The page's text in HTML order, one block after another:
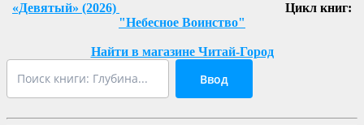
«Девятый» (2026)
Цикл книг:
"Небесное Воинство"
Найти в магазине Читай-Город
Ввод